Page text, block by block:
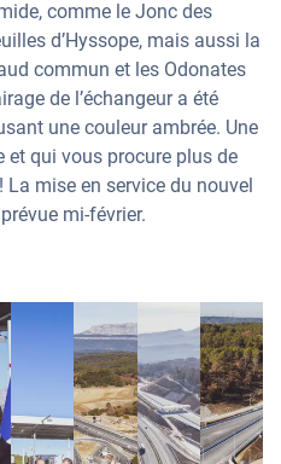
comme le Jonc des
d’Hyssope, mais aussi la
commun et les Odonates
de l’échangeur a été
une couleur ambrée. Une
qui vous procure plus de
mise en service du nouvel
mi-février.